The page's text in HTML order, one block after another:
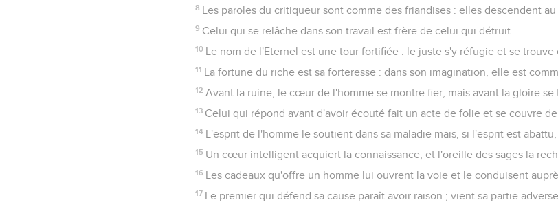
8 Les paroles du critiqueur sont comme des friandises : elles descendent
9 Celui qui se relâche dans son travail est frère de celui qui détruit.
10 Le nom de l'Eternel est une tour fortifiée : le juste s'y réfugie et se trouve
11 La fortune du riche est sa forteresse : dans son imagination, elle est
12 Avant la ruine, le cœur de l'homme se montre fier, mais avant la gloire se
13 Celui qui répond avant d'avoir écouté fait un acte de folie et se couvre de
14 L'esprit de l'homme le soutient dans sa maladie mais, si l'esprit est
15 Un cœur intelligent acquiert la connaissance, et l'oreille des sages la
16 Les cadeaux qu'offre un homme lui ouvrent la voie et le conduisent
17 Le premier qui défend sa cause paraît avoir raison ; vient sa partie